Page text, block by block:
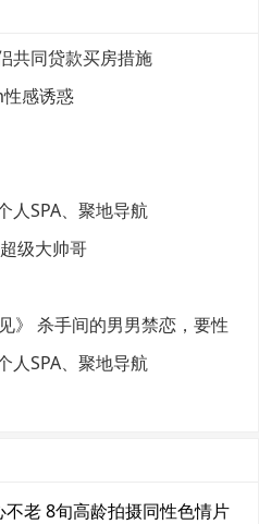
共同贷款买房措施
感诱惑
人SPA、聚地导航
级大帅哥
》 杀手间的男男禁恋，要性
人SPA、聚地导航
不老 8旬高龄拍摄同性色情片